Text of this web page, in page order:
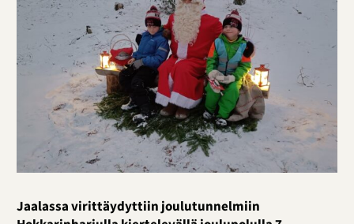
Jaalassa virittäydyttiin joulutunnelmiin